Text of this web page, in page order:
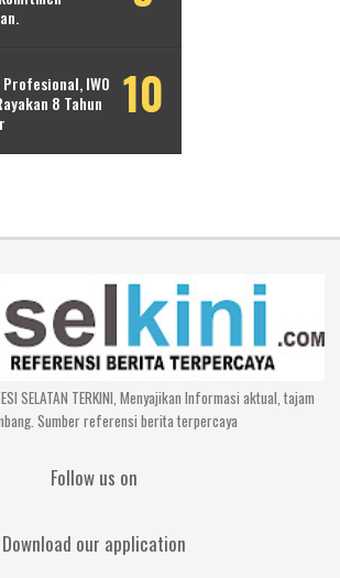
IWO
8 Tahun
SELATAN TERKINI, Menyajikan Informasi aktual, tajam
Sumber referensi berita terpercaya
Follow us on
Download our application